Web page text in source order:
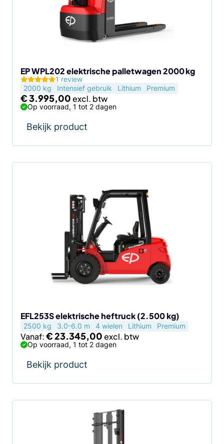
EP WPL202 elektrische palletwagen 2000 kg
1 review
2000 kg
Intensief gebruik Lithium Premium
€3.995,00
Op voorraad, 1 tot 2 dagen
Bekijk product
EFL253S elektrische heftruck (2.500 kg)
2500 kg 3.0-6.0 m 4 wielen Lithium Premium
Vanaf:€23.345,00
Op voorraad, 1 tot 2 dagen
Bekijk product
gekozen
de
productpagina